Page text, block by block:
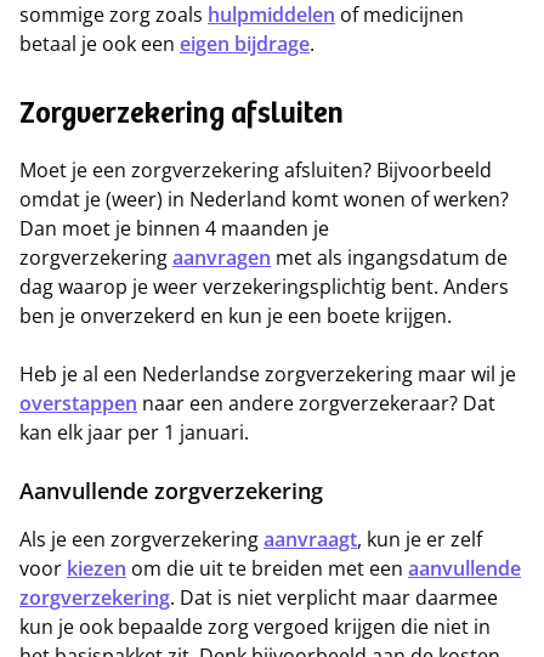
sommige zorg zoals hulpmiddelen of medicijnen
betaal je ook een eigen bijdrage.
Zorgverzekering afsluiten
Moet je een zorgverzekering afsluiten? Bijvoorbeeld
omdat je (weer) in Nederland komt wonen of werken?
Dan moet je binnen 4 maanden je
zorgverzekeringaanvragen met als ingangsdatum de
dag waarop je weer verzekeringsplichtig bent. Anders
ben je onverzekerd en kun je een boete krijgen.
Heb je al een Nederlandse zorgverzekering maar wil je
overstappen naar een andere zorgverzekeraar? Dat
kan elk jaar per 1 januari.
Aanvullende zorgverzekering
Als je een zorgverzekeringaanvraagt, kun je er zelf
voor kiezen om die uit te breiden met een aanvullende
zorgverzekering. Dat is niet verplicht maar daarmee
kun je ook bepaalde zorg vergoed krijgen die niet in